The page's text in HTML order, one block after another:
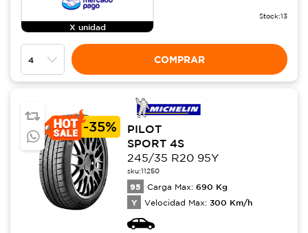
X unidad
Stock:13
COMPRAR
-35%
PILOT
SPORT 4S
245/35 R20 95Y
sku:11250
95 Carga Max: 690 Kg
Y Velocidad Max: 300 Km/h